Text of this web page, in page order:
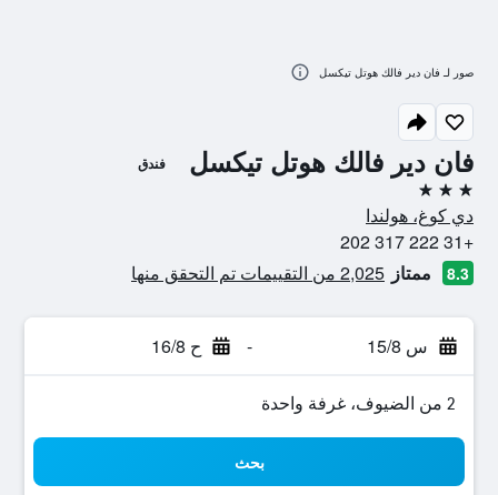
فان دير فالك هوتل تيكسل فندق
3 نجوم
دي كوغ، هولندا
+31 222 317 202
8.3 ممتاز 2,025 من التقييمات تم التحقق منها
س 15/8 - ح 16/8
2 من الضيوف، غرفة واحدة
بحث
صور لـ فان دير فالك هوتل تيكسل